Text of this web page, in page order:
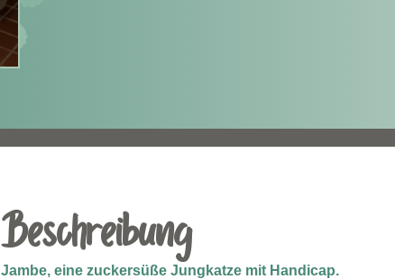
Beschreibung
Jambe, eine zuckersüße Jungkatze mit Handicap.